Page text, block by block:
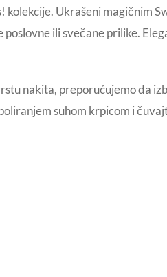
Ukrašeni magičnim
ili svečane prilike.
nakita, preporućujemo da
suhom krpicom i